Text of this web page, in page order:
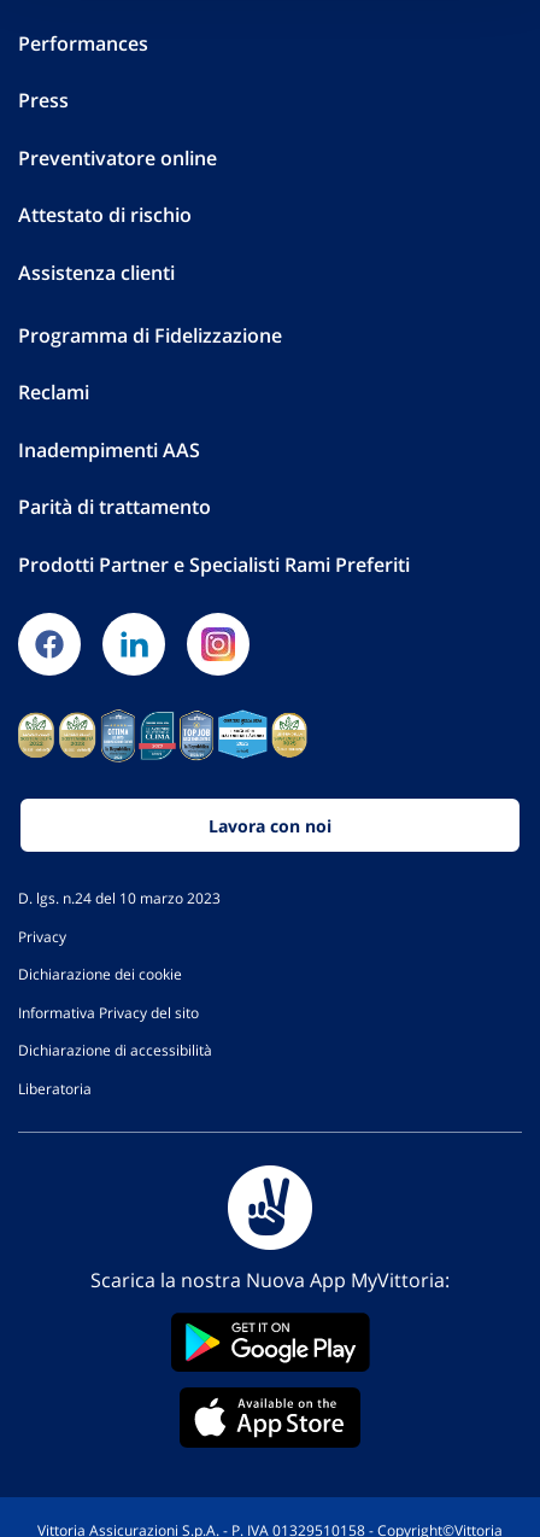
Performances
Press
Preventivatore online
Attestato di rischio
Assistenza clienti
Programma di Fidelizzazione
Reclami
Inadempimenti AAS
Parità di trattamento
Prodotti Partner e Specialisti Rami Preferiti
Lavora con noi
D. lgs. n.24 del 10 marzo 2023
Privacy
Dichiarazione dei cookie
Informativa Privacy del sito
Dichiarazione di accessibilità
Liberatoria
Scarica la nostra Nuova App MyVittoria:
Vittoria Assicurazioni S.p.A. - P. IVA 01329510158 - Copyright©Vittoria